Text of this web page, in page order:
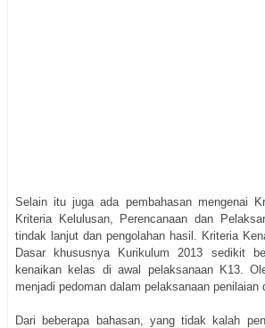
Selain itu juga ada pembahasan mengenai
Kriteria Kelulusan, Perencanaan dan
tindak lanjut dan pengolahan hasil. Kriteria
Dasar khususnya Kurikulum 2013 sedikit
kenaikan kelas di awal pelaksanaan K13.
menjadi pedoman dalam pelaksanaan penilaian
Dari beberapa bahasan, yang tidak kalah